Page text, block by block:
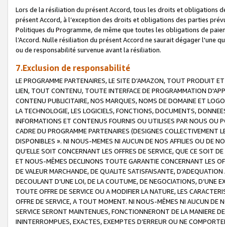
Lors de la résiliation du présent Accord, tous les droits et obligations
présent Accord, à l’exception des droits et obligations des parties
Politiques du Programme, de même que toutes les obligations de
l’Accord. Nulle résiliation du présent Accord ne saurait dégager l'une
ou de responsabilité survenue avant la résiliation.
7.Exclusion de responsabilité
LE PROGRAMME PARTENAIRES, LE SITE D’AMAZON, TOUT PRODUIT
LIEN, TOUT CONTENU, TOUTE INTERFACE DE PROGRAMMATION
CONTENU PUBLICITAIRE, NOS MARQUES, NOMS DE DOMAINE ET
LA TECHNOLOGIE, LES LOGICIELS, FONCTIONS, DOCUMENTS,
INFORMATIONS ET CONTENUS FOURNIS OU UTILISES PAR NOUS OU
CADRE DU PROGRAMME PARTENAIRES (DESIGNES COLLECTIVEMENT
DISPONIBLES ». NI NOUS-MEMES NI AUCUN DE NOS AFFILIES OU DE
QU’ELLE SOIT CONCERNANT LES OFFRES DE SERVICE, QUE CE SOIT
ET NOUS-MÊMES DECLINONS TOUTE GARANTIE CONCERNANT LES
DE VALEUR MARCHANDE, DE QUALITE SATISFAISANTE,
DECOULANT D’UNE LOI, DE LA COUTUME, DE NEGOCIATIONS, D’UNE
TOUTE OFFRE DE SERVICE OU A MODIFIER LA NATURE, LES
OFFRE DE SERVICE, A TOUT MOMENT. NI NOUS-MÊMES NI AUCUN DE
SERVICE SERONT MAINTENUES, FONCTIONNERONT DE LA MANIERE
ININTERROMPUES, EXACTES, EXEMPTES D’ERREUR OU NE